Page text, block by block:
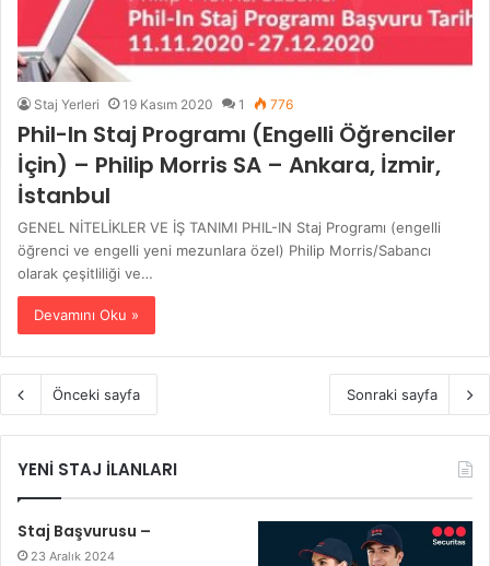
Staj Yerleri 19 Kasım 2020 1 776
Phil-In Staj Programı (Engelli Öğrenciler
İçin) – Philip Morris SA – Ankara, İzmir,
İstanbul
GENEL NİTELİKLER VE İŞ TANIMI PHIL-IN Staj Programı (engelli
öğrenci ve engelli yeni mezunlara özel) Philip Morris/Sabancı
olarak çeşitliliği ve…
Devamını Oku »
Önceki sayfa Sonraki sayfa
YENİ STAJ İLANLARI
Staj Başvurusu –
23 Aralık 2024